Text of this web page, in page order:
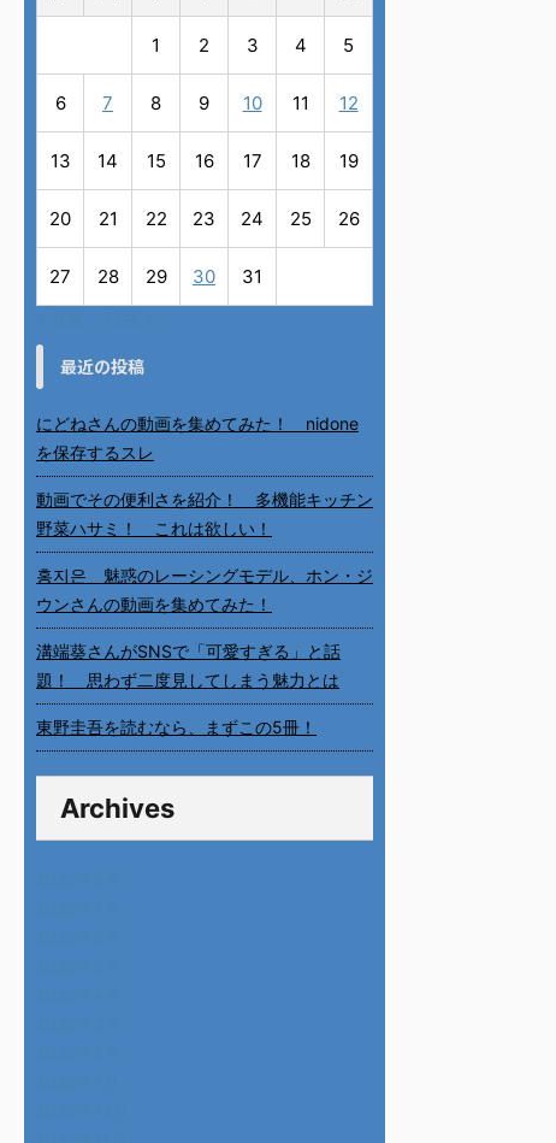
1 2 3 4 5
6 7 8 9 10 11 12
13 14 15 16 17 18 19
20 21 22 23 24 25 26
27 28 29 30 31
最近の投稿
にどねさんの動画を集めてみた！ nidone
を保存するスレ
動画でその便利さを紹介！ 多機能キッチン
野菜ハサミ！ これは欲しい！
홍지은 魅惑のレーシングモデル、ホン・ジ
ウンさんの動画を集めてみた！
溝端葵さんがSNSで「可愛すぎる」と話
題！ 思わず二度見してしまう魅力とは
東野圭吾を読むなら、まずこの5冊！
Archives